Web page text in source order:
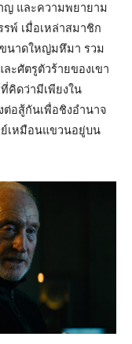
ญ และความพยายาม
พ์ เมื่อเหล่าสมาชิก
นาดใหญ่มหึมา รวม
ะศัตรูตัวร้ายของเขา
คิดว่ามีเพียงใน
อสู้กันเพื่อชิงอำนาจ
เหมือนแขวนอยู่บน